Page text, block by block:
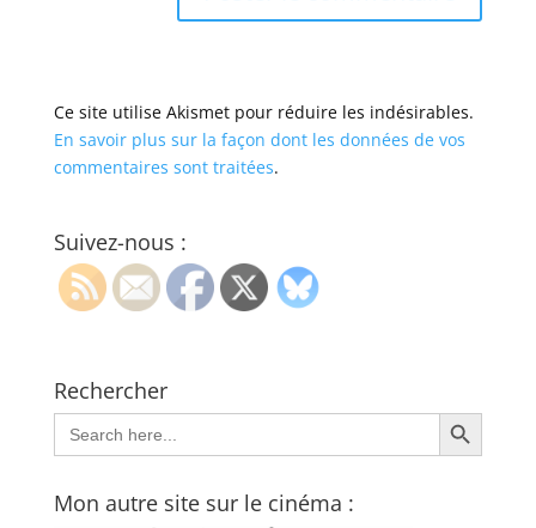
Ce site utilise Akismet pour réduire les indésirables.
En savoir plus sur la façon dont les données de vos
commentaires sont traitées.
Suivez-nous :
Rechercher
Search
for:
Search Button
Mon autre site sur le cinéma :